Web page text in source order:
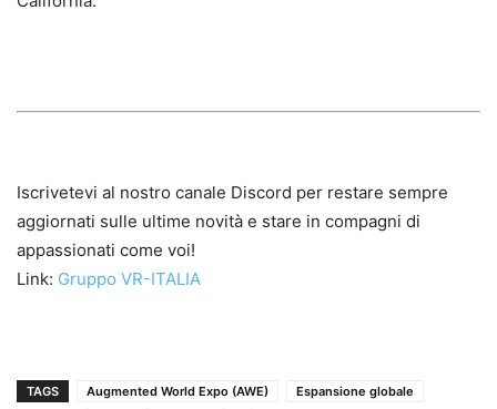
Iscrivetevi al nostro canale Discord per restare sempre
aggiornati sulle ultime novità e stare in compagni di
appassionati come voi!
Link: Gruppo VR-ITALIA
TAGS Augmented World Expo (AWE)
Espansione globale